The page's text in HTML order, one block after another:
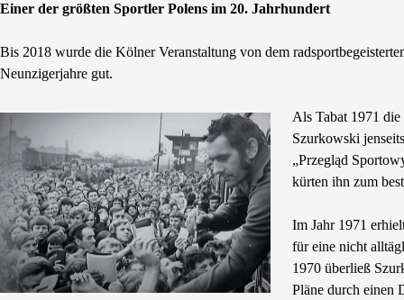
Einer der größten Sportler Polens im 20. Jahrhundert
Bis 2018 wurde die Kölner Veranstaltung von dem
Neunzigerjahre gut.
Als Tabat 1971 die
Szurkowski
„Przegląd
kürten ihn zum
Im Jahr 1971
für eine nicht
1970 überließ
Pläne durch einen